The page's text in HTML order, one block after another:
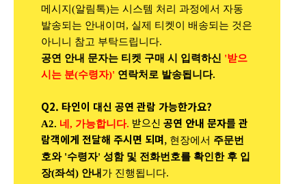
메시지(알림톡)는 시스템 처리 과정에서 자동
발송되는 안내이며, 실제 티켓이 배송되는 것은
아니니 참고 부탁드립니다.
공연 안내 문자는 티켓 구매 시 입력하신 '받으
시는 분(수령자)' 연락처로 발송됩니다.
Q2. 타인이 대신 공연 관람 가능한가요?
A2. 네, 가능합니다. 받으신 공연 안내 문자를 관
람객에게 전달해 주시면 되며, 현장에서 주문번
호와 '수령자' 성함 및 전화번호를 확인한 후 입
장(좌석) 안내 가 진행됩니다.